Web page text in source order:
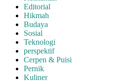
Editorial
Hikmah
Budaya
Sosial
Teknologi
perspektif
Cerpen & Puisi
Pernik
Kuliner